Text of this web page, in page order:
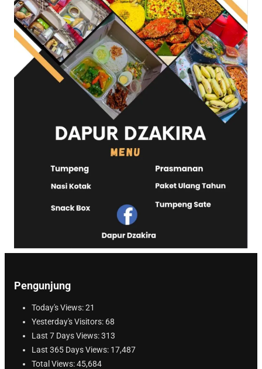
Pengunjung
Today's Views:21
Yesterday's Visitors: 68
Last 7 Days Views:313
Last 365 Days Views: 17,487
Total Views:45,684